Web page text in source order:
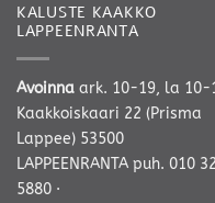
KALUSTE KAAKKO
LAPPEENRANTA
Avoinna ark. 10-19, la 10-
Kaakkoiskaari 22 (Prisma
Lappee) 53500
LAPPEENRANTA puh. 010
5880 ·